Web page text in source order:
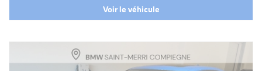
Voir le véhicule